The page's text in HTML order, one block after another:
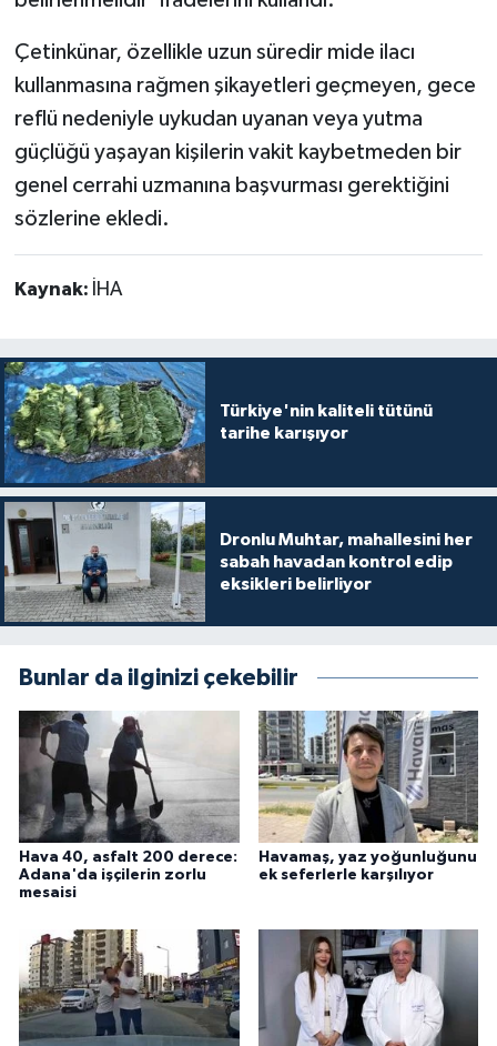
Çetinkünar, özellikle uzun süredir mide ilacı
kullanmasına rağmen şikayetleri geçmeyen, gece
reflü nedeniyle uykudan uyanan veya yutma
güçlüğü yaşayan kişilerin vakit kaybetmeden bir
genel cerrahi uzmanına başvurması gerektiğini
sözlerine ekledi.
Kaynak: İHA
Türkiye'nin kaliteli tütünü
tarihe karışıyor
Dronlu Muhtar, mahallesini her
sabah havadan kontrol edip
eksikleri belirliyor
Bunlar da ilginizi çekebilir
Hava 40, asfalt 200 derece:
Adana'da işçilerin zorlu
mesaisi
Havamaş, yaz yoğunluğunu
ek seferlerle karşılıyor